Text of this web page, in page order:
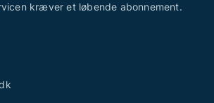
kræver et løbende abonnement.